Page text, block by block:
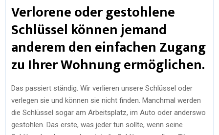
Verlorene oder gestohlene
Schlüssel können jemand
anderem den einfachen Zugang
zu Ihrer Wohnung ermöglichen.
Das passiert ständig. Wir verlieren unsere Schlüssel oder
verlegen sie und können sie nicht finden. Manchmal werden
die Schlüssel sogar am Arbeitsplatz, im Auto oder anderswo
gestohlen. Das erste, was jeder tun sollte, wenn seine